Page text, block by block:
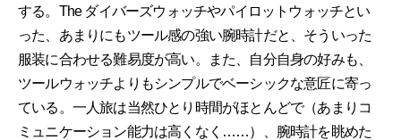
する。The ダイバーズウォッチやパイロットウォッチとい
った、あまりにもツール感の強い腕時計だと、そういった
服装に合わせる難易度が高い。また、自分自身の好みも、
ツールウォッチよりもシンプルでベーシックな意匠に寄っ
ている。一人旅は当然ひとり時間がほとんどで（あまりコ
ミュニケーション能力は高くなく……）、腕時計を眺めた